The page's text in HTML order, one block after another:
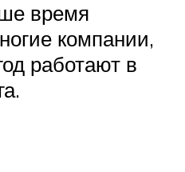
время
компании,
работают в